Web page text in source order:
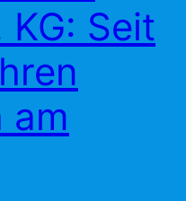
KG: Seit
am